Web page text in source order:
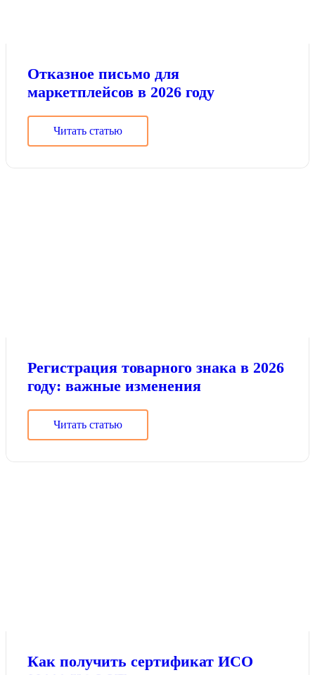
Отказное письмо для
маркетплейсов в 2026 году
Читать статью
Регистрация товарного знака в 2026
году: важные изменения
Читать статью
Как получить сертификат ИСО